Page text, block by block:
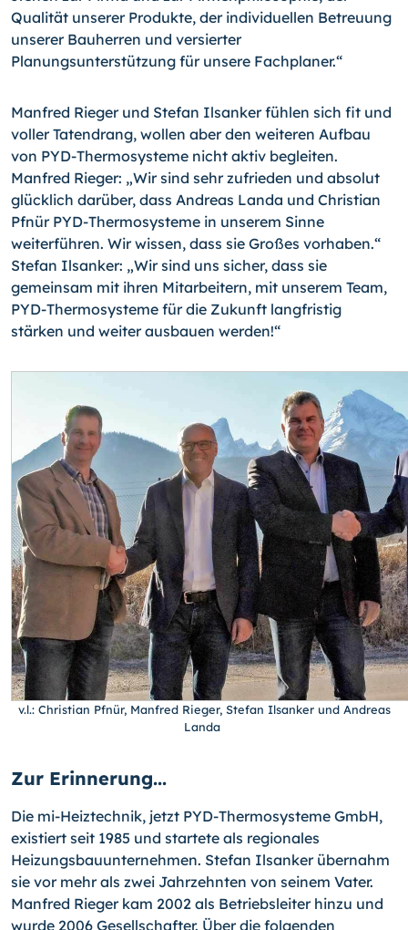
Qualität unserer Produkte, der individuellen Betreuung
unserer Bauherren und versierter
Planungsunterstützung für unsere Fachplaner.“
Manfred Rieger und Stefan Ilsanker fühlen sich fit und
voller Tatendrang, wollen aber den weiteren Aufbau
von PYD-Thermosysteme nicht aktiv begleiten.
Manfred Rieger: „Wir sind sehr zufrieden und absolut
glücklich darüber, dass Andreas Landa und Christian
Pfnür PYD-Thermosysteme in unserem Sinne
weiterführen. Wir wissen, dass sie Großes vorhaben.“
Stefan Ilsanker: „Wir sind uns sicher, dass sie
gemeinsam mit ihren Mitarbeitern, mit unserem Team,
PYD-Thermosysteme für die Zukunft langfristig
stärken und weiter ausbauen werden!“
v.l.: Christian Pfnür, Manfred Rieger, Stefan Ilsanker und Andreas
Landa
Zur Erinnerung...
Die mi-Heiztechnik, jetzt PYD-Thermosysteme GmbH,
existiert seit 1985 und startete als regionales
Heizungsbauunternehmen. Stefan Ilsanker übernahm
sie vor mehr als zwei Jahrzehnten von seinem Vater.
Manfred Rieger kam 2002 als Betriebsleiter hinzu und
wurde 2006 Gesellschafter. Über die folgenden